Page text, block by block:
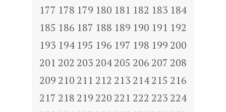
177 178 179 180 181 182 183 184
185 186 187 188 189 190 191 192
193 194 195 196 197 198 199 200
201 202 203 204205 206 207 208
209 210 211 212 213 214215 216
217 218 219 220 221 222 223 224